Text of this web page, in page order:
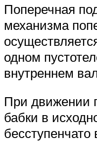
Поперечная
механизма
одном
внутреннем
При движении
бабки в